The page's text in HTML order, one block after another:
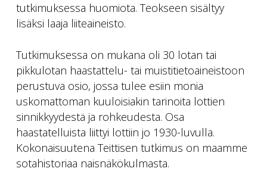
tutkimuksessa huomiota. Teokseen sisältyy
lisäksi laaja liiteaineisto.
Tutkimuksessa on mukana oli 30 lotan tai
pikkulotan haastattelu- tai muistitietoaineistoon
perustuva osio, jossa tulee esiin monia
uskomattoman kuuloisiakin tarinoita lottien
sinnikkyydestä ja rohkeudesta. Osa
haastatelluista liittyi lottiin jo 1930-luvulla.
Kokonaisuutena Teittisen tutkimus on maamme
sotahistoriaa naisnäkökulmasta.